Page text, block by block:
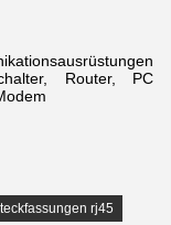
Router, PC
rj45